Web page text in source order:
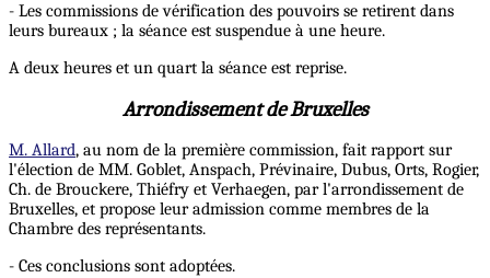
- Les commissions de vérification des pouvoirs se retirent dans
leurs bureaux ; la séance est suspendue à une heure.
A deux heures et un quart la séance est reprise.
Arrondissement de Bruxelles
M. Allard, au nom de la première commission, fait rapport sur
l'élection de MM. Goblet, Anspach, Prévinaire, Dubus, Orts, Rogier,
Ch. de Brouckere, Thiéfry et Verhaegen, par l'arrondissement de
Bruxelles, et propose leur admission comme membres de la
Chambre des représentants.
- Ces conclusions sont adoptées.